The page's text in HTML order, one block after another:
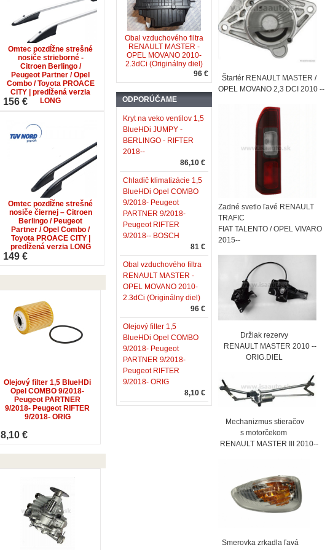
Omtec pozdĺžne strešné
nosiče strieborné -
Citroen Berlingo /
Peugeot Partner / Opel
Combo / Toyota PROACE
CITY | predĺžená verzia
LONG
156 €
Omtec pozdĺžne strešné
nosiče čiernej – Citroen
Berlingo / Peugeot
Partner / Opel Combo /
Toyota PROACE CITY |
predĺžená verzia LONG
149 €
Olejový filter 1,5 BlueHDi
Opel COMBO 9/2018-
Peugeot PARTNER
9/2018- Peugeot RIFTER
9/2018- ORIG
8,10 €
Obal vzduchového filtra
RENAULT MASTER -
OPEL MOVANO 2010-
2.3dCi (Originálny diel)
96 €
ODPORÚČAME
Kryt na veko ventilov 1,5
BlueHDi JUMPY -
BERLINGO - RIFTER
2018--
86,10 €
Chladič klimatizácie 1,5
BlueHDi Opel COMBO
9/2018- Peugeot
PARTNER 9/2018-
Peugeot RIFTER
9/2018-- BOSCH
81 €
Obal vzduchového filtra
RENAULT MASTER -
OPEL MOVANO 2010-
2.3dCi (Originálny diel)
96 €
Olejový filter 1,5
BlueHDi Opel COMBO
9/2018- Peugeot
PARTNER 9/2018-
Peugeot RIFTER
9/2018- ORIG
8,10 €
Štartér RENAULT MASTER /
OPEL MOVANO 2,3 DCI 2010 --
Zadné svetlo ľavé RENAULT
TRAFIC
FIAT TALENTO / OPEL VIVARO
2015--
Držiak rezervy
RENAULT MASTER 2010 --
ORIG.DIEL
Mechanizmus stieračov
s motorčekom
RENAULT MASTER III 2010--
Smerovka zrkadla ľavá